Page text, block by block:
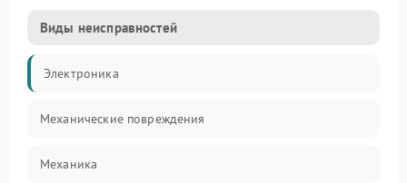
Виды неисправностей
Электроника
Механические повреждения
Механика